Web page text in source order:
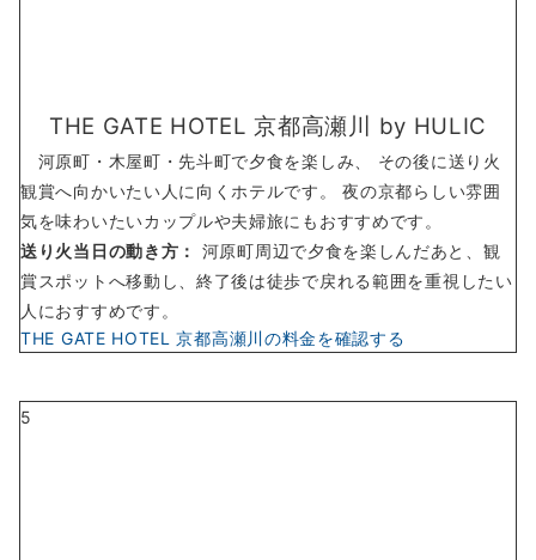
THE GATE HOTEL 京都高瀬川 by HULIC
河原町・木屋町・先斗町で夕食を楽しみ、 その後に送り火
観賞へ向かいたい人に向くホテルです。 夜の京都らしい雰囲
気を味わいたいカップルや夫婦旅にもおすすめです。
送り火当日の動き方：
河原町周辺で夕食を楽しんだあと、観
賞スポットへ移動し、終了後は徒歩で戻れる範囲を重視したい
人におすすめです。
THE GATE HOTEL 京都高瀬川の料金を確認する
5